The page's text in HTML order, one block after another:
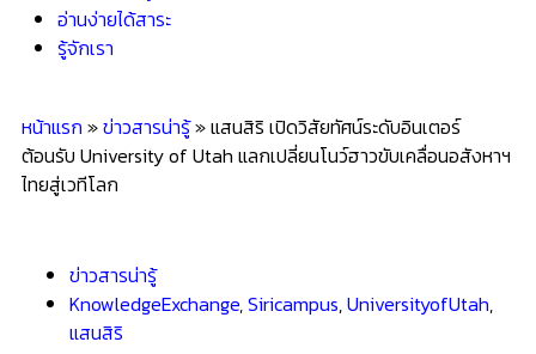
อ่านง่ายได้สาระ
รู้จักเรา
หน้าแรก »ข่าวสารน่ารู้»แสนสิริ เปิดวิสัยทัศน์ระดับอินเตอร์
ต้อนรับ University of Utah แลกเปลี่ยนโนว์ฮาวขับเคลื่อนอสังหาฯ
ไทยสู่เวทีโลก
ข่าวสารน่ารู้
KnowledgeExchange,Siricampus,UniversityofUtah,
แสนสิริ